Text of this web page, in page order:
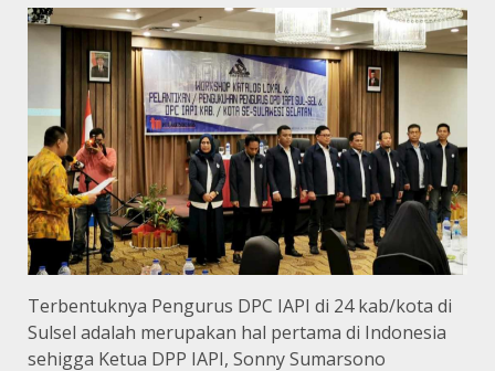
Terbentuknya Pengurus DPC IAPI di 24 kab/kota di
Sulsel adalah merupakan hal pertama di Indonesia
sehigga Ketua DPP IAPI, Sonny Sumarsono